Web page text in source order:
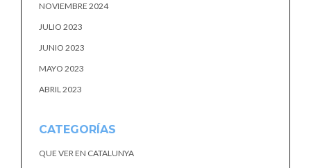
NOVIEMBRE 2024
JULIO 2023
JUNIO 2023
MAYO 2023
ABRIL 2023
CATEGORÍAS
QUE VER EN CATALUNYA